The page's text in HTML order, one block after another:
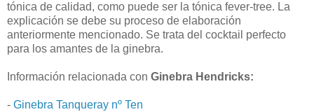
tónica de calidad, como puede ser la tónica fever-tree. La
explicación se debe su proceso de elaboración
anteriormente mencionado. Se trata del cocktail perfecto
para los amantes de la ginebra.
Información relacionada con Ginebra Hendricks:
- Ginebra Tanqueray nº Ten